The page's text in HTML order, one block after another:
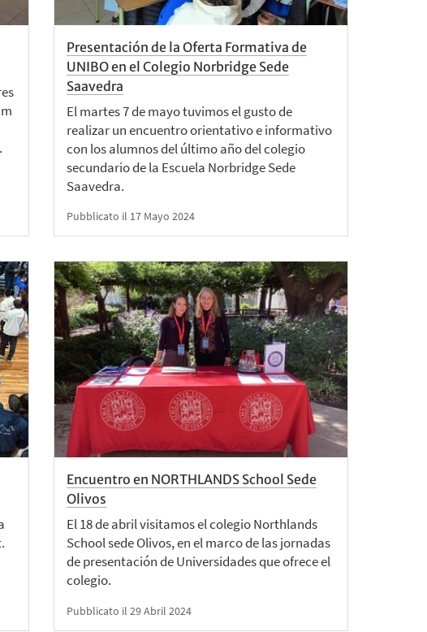
Presentación de la Oferta Formativa de
UNIBO en el Colegio Norbridge Sede
Saavedra
El martes 7 de mayo tuvimos el gusto de
realizar un encuentro orientativo e informativo
con los alumnos del último año del colegio
secundario de la Escuela Norbridge Sede
Saavedra.
Pubblicato il 17 Mayo 2024
Encuentro en NORTHLANDS School Sede
Olivos
El 18 de abril visitamos el colegio Northlands
School sede Olivos, en el marco de las jornadas
de presentación de Universidades que ofrece el
colegio.
Pubblicato il 29 Abril 2024